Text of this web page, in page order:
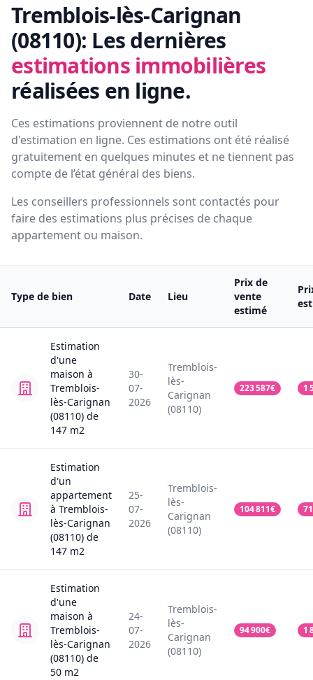
Tremblois-lès-Carignan
(08110): Les dernières
estimations immobilières
réalisées en ligne.
Ces estimations proviennent de notre outil
d'estimation en ligne. Ces estimations ont été réalisé
gratuitement en quelques minutes et ne tiennent pas
compte de l’état général des biens.
Les conseillers professionnels sont contactés pour
faire des estimations plus précises de chaque
appartement ou maison.
Type de bien Date Lieu
Prix de
vente
estimé
Estimation
d'une
maison à
Tremblois-
lès-Carignan
(08110) de
147 m2
30-
07-
2026
Tremblois-
lès-
Carignan
(08110)
223 587€ 1
Estimation
d'un
appartement
à Tremblois-
lès-Carignan
(08110) de
147 m2
25-
07-
2026
Tremblois-
lès-
Carignan
(08110)
104 811€
Estimation
d'une
maison à
Tremblois-
lès-Carignan
(08110) de
50 m2
24-
07-
2026
Tremblois-
lès-
Carignan
(08110)
94 900€ 1